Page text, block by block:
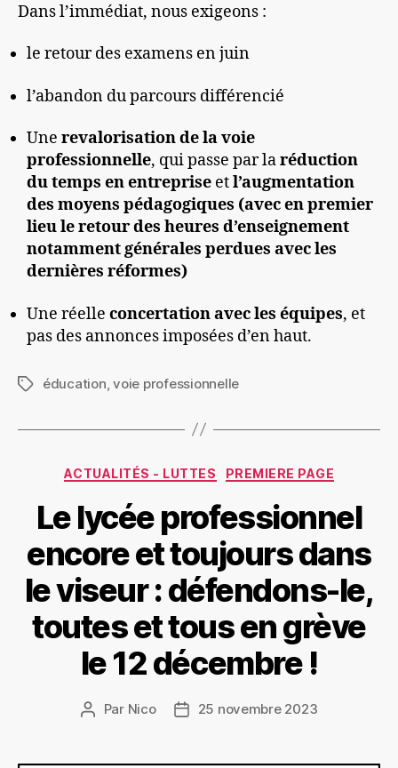
Dans l’immédiat, nous exigeons :
le retour des examens en juin
l’abandon du parcours différencié
Une revalorisation de la voie
professionnelle, qui passe par laréduction
du temps en entreprise etl’augmentation
des moyens pédagogiques (avec en premier
lieu le retour des heures d’enseignement
notamment générales perdues avec les
dernières réformes)
Une réelle concertation avec les équipes, et
pas des annonces imposées d’en haut.
Étiquettes
éducation ,voie professionnelle
Catégories
ACTUALITÉS - LUTTES PREMIERE PAGE
Le lycée professionnel
encore et toujours dans
le viseur : défendons-le,
toutes et tous en grève
le 12 décembre !
Auteur
Par Nico
Date25 novembre 2023